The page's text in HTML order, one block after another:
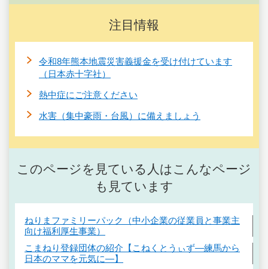
注目情報
令和8年熊本地震災害義援金を受け付けています
（日本赤十字社）
熱中症にご注意ください
水害（集中豪雨・台風）に備えましょう
このページを見ている人はこんなページ
も見ています
ねりまファミリーパック（中小企業の従業員と事業主
向け福利厚生事業）
こまねり登録団体の紹介【こねくとうぃず―練馬から
日本のママを元気に―】